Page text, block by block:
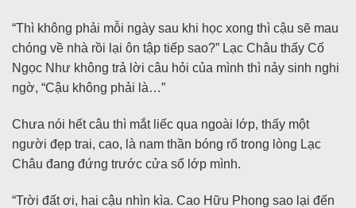
“Thì không phải mỗi ngày sau khi học xong thì cậu sẽ mau
chóng về nhà rồi lại ôn tập tiếp sao?” Lạc Châu thấy Cố
Ngọc Như không trả lời câu hỏi của mình thì nảy sinh nghi
ngờ, “Cậu không phải là…”
Chưa nói hết câu thì mắt liếc qua ngoài lớp, thấy một
người đẹp trai, cao, là nam thần bóng rổ trong lòng Lạc
Châu đang đứng trước cửa sổ lớp mình.
“Trời đất ơi, hai cậu nhìn kìa. Cao Hữu Phong sao lại đến